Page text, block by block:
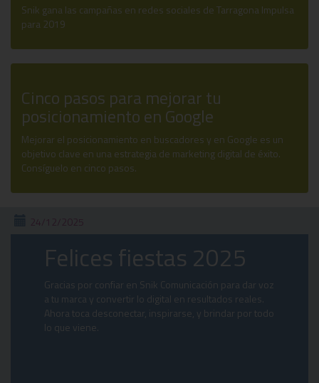
Snik gana las campañas en redes sociales de Tarragona Impulsa
para 2019
Cinco pasos para mejorar tu
posicionamiento en Google
Mejorar el posicionamiento en buscadores y en Google es un
objetivo clave en una estrategia de marketing digital de éxito.
Consíguelo en cinco pasos.
24/12/2025
Felices fiestas 2025
Gracias por confiar en Snik Comunicación para dar voz
a tu marca y convertir lo digital en resultados reales.
Ahora toca desconectar, inspirarse, y brindar por todo
lo que viene.